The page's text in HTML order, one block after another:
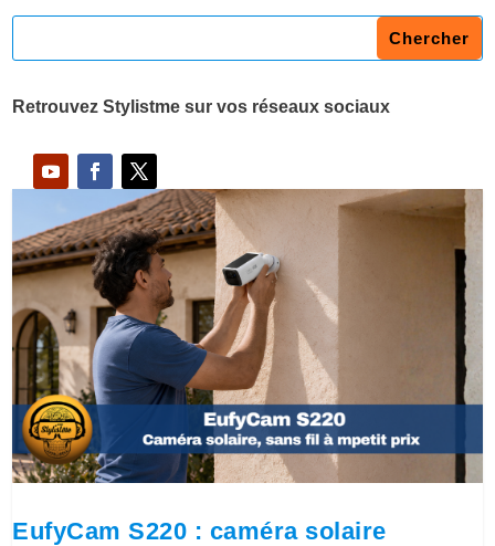
Retrouvez Stylistme sur vos réseaux sociaux
EufyCam S220 : caméra solaire